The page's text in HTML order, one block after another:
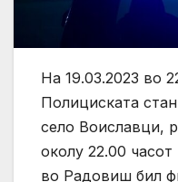
На 19.03.2023 во
Полициската
село Воиславци,
околу 22.00
во Радовиш бил